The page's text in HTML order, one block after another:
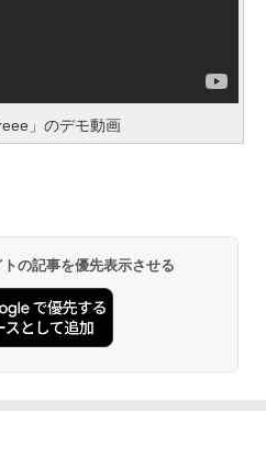
」のデモ動画
の記事を優先表示させる